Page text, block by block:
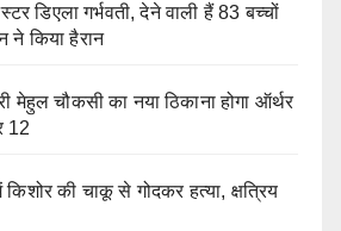
डिएला गर्भवती, देने वाली हैं 83 बच्चों
ने किया हैरान
मेहुल चौकसी का नया ठिकाना होगा ऑर्थर
12
किशोर की चाकू से गोदकर हत्या, क्षत्रिय